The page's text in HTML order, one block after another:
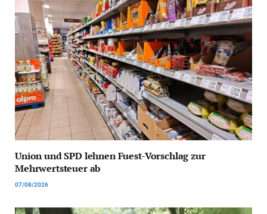
Union und SPD lehnen Fuest-Vorschlag zur
Mehrwertsteuer ab
07/08/2026